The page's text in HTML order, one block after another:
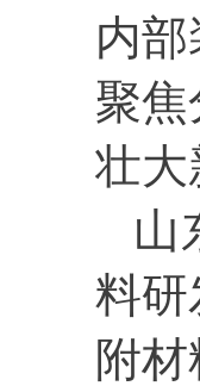
内
聚
壮大
山
料研
附